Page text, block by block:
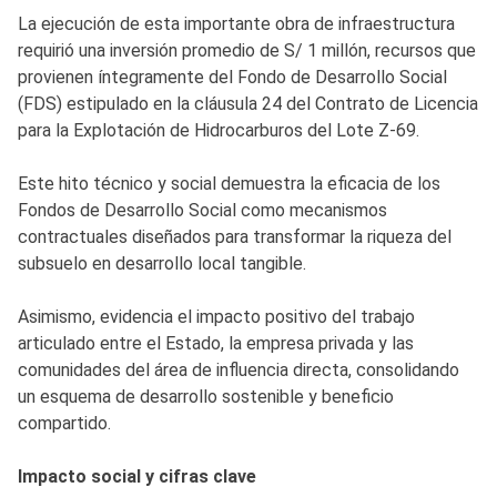
La ejecución de esta importante obra de infraestructura
requirió una inversión promedio de S/ 1 millón, recursos que
provienen íntegramente del Fondo de Desarrollo Social
(FDS) estipulado en la cláusula 24 del Contrato de Licencia
para la Explotación de Hidrocarburos del Lote Z-69.
Este hito técnico y social demuestra la eficacia de los
Fondos de Desarrollo Social como mecanismos
contractuales diseñados para transformar la riqueza del
subsuelo en desarrollo local tangible.
Asimismo, evidencia el impacto positivo del trabajo
articulado entre el Estado, la empresa privada y las
comunidades del área de influencia directa, consolidando
un esquema de desarrollo sostenible y beneficio
compartido.
Impacto social y cifras clave